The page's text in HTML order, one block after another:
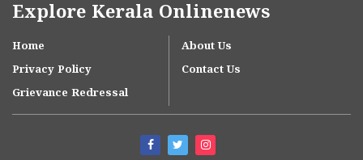
Explore Kerala Onlinenews
Home
About Us
Privacy Policy
Contact Us
Grievance Redressal